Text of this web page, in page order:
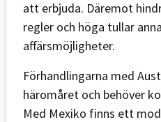
att erbjuda. Däremot
regler och höga tullar
affärsmöjligheter.
Förhandlingarna med
häromåret och behöver
Med Mexiko finns ett